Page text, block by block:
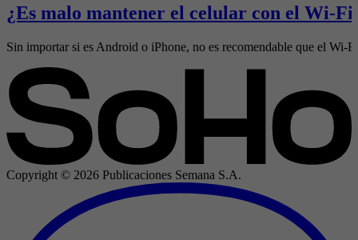
¿Es malo mantener el celular con el Wi-Fi
Sin importar si es Android o iPhone, no es recomendable que el Wi-
Copyright © 2026 Publicaciones Semana S.A.